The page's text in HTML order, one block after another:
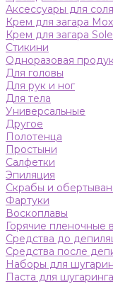
Аксессуары для
Крем для загара
Крем для загара
Стикини
Одноразовая
Для головы
Для рук и ног
Для тела
Универсальные
Другое
Полотенца
Простыни
Салфетки
Эпиляция
Скрабы и
Фартуки
Воскоплавы
Горячие пленочные
Средства до
Средства после
Наборы для
Паста для шугаринга